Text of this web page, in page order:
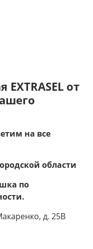
от
на все
области
по
д. 25В